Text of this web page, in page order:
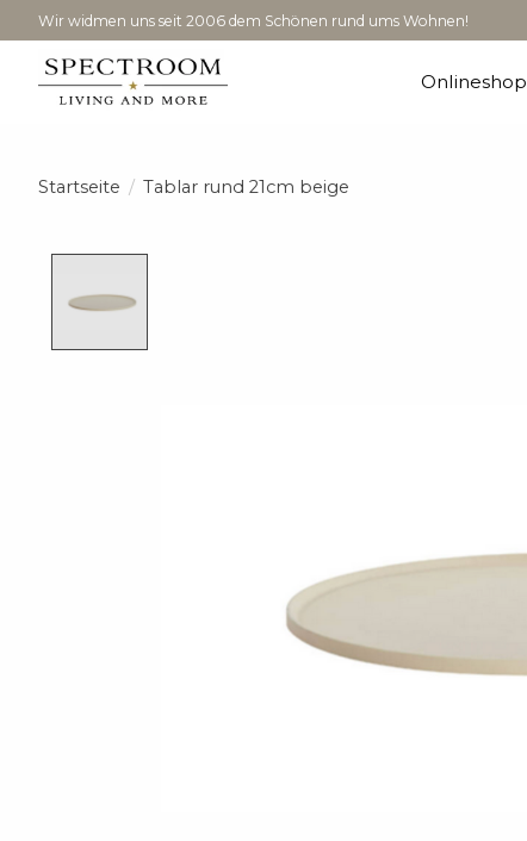
Wir widmen uns seit 2006 dem Schönen rund ums Wohnen!
Onlineshop
Startseite / Tablar rund 21cm beige